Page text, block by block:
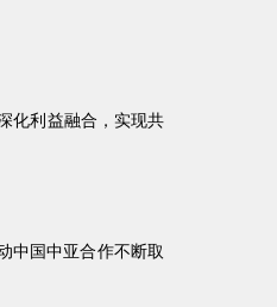
化利益融合，实现共
中国中亚合作不断取